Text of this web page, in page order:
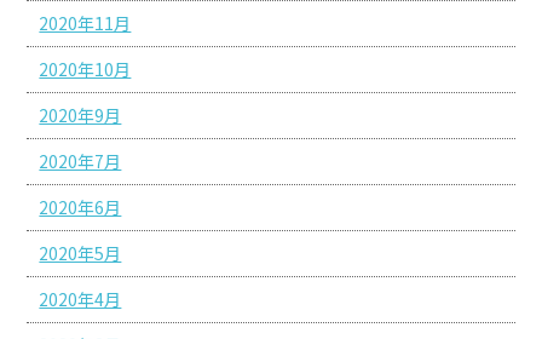
2020年11月
2020年10月
2020年9月
2020年7月
2020年6月
2020年5月
2020年4月